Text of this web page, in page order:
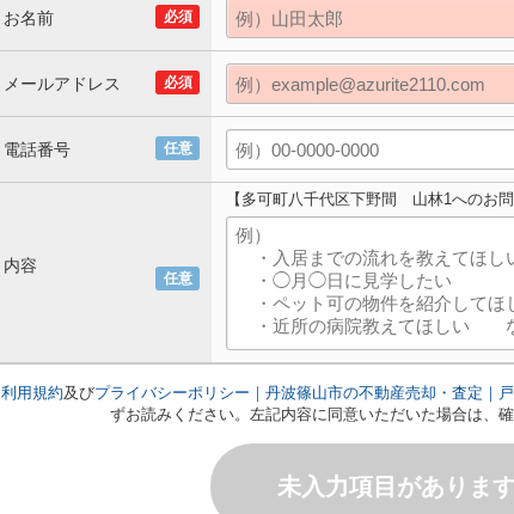
必須
お名前
必須
メールアドレス
任意
電話番号
任意
内容
【多可町八千代区下野間 山林1へのお問
利用規約及びプライバシーポリシー｜丹波篠山市の不動産売却・査定｜
ずお読みください。左記内容に同意いただいた場合は、確
未入力項目がありま